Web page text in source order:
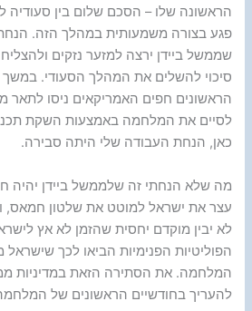
פגע בצורה משמעותית במהלך הזה.
שממשל ביידן ירצה למזער נזקים
סיכוי להשלים את המהלך הסעודי.
הראשונים חפים האמריקאים ניסו לתאר
לסיים את המלחמה באמצעות השקת
כאן, הנחת העבודה שלי היתה סבירה.
מה שלא הנחתי זה שלממשל ביידן יהיה
עצר את ישראל למוטט את שלטון חמאס,
לא יבין מוקדם יחסית שהזמן לא אץ
הפוליטיות הפנימיות הביאו לכך
המלחמה. את הסתירה הזאת במדיניות
להעריך בחודשיים הראשונים של